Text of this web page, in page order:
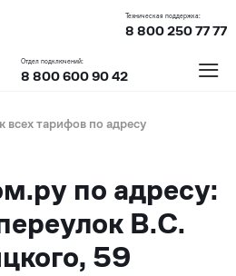
Техническая поддержка:
8 800 250 77 77
Отдел подключений:
8 800 600 90 42 ≡
всех тарифов по адресу
по адресу:
В.С.
59